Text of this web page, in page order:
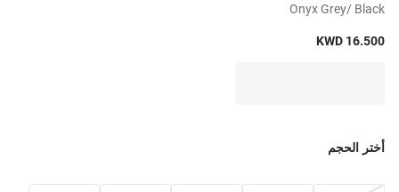
Onyx Grey/ Black
KWD 16.500
أختر الحجم